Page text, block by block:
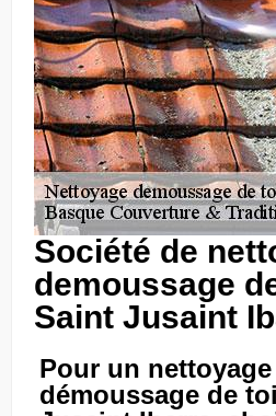
Société de
demoussage
Saint Jusaint
Pour un
démoussage de